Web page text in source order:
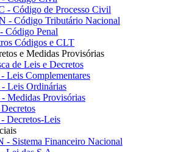
- Código de Processo Civil
- Código Tributário Nacional
Código Penal
Códigos e CLT
e Medidas Provisórias
de Leis e Decretos
Leis Complementares
Leis Ordinárias
Medidas Provisórias
Decretos-Leis
- Sistema Financeiro Nacional